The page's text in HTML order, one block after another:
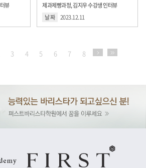
뷰
제과제빵과정, 김지우 수강생 인터뷰
날 짜 2023.12.11
3 4 5 6 7 8